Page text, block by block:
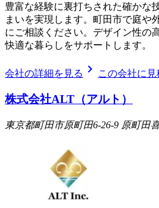
豊富な経験に裏打ちされた確かな
まいを実現します。町田市で庭や
にご相談ください。デザイン性の
快適な暮らしをサポートします。
会社の詳細を見る chevron_right この会社に
株式会社ALT（アルト）
東京都町田市原町田6-26-9 原町田